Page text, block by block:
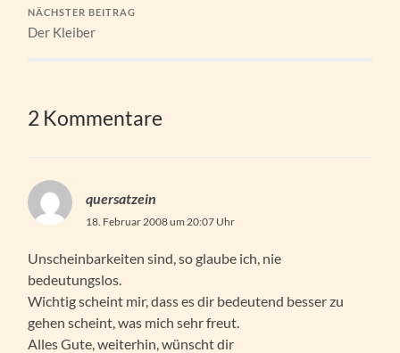
NÄCHSTER BEITRAG
Der Kleiber
2 Kommentare
quersatzein
18. Februar 2008 um 20:07 Uhr
Unscheinbarkeiten sind, so glaube ich, nie
bedeutungslos.
Wichtig scheint mir, dass es dir bedeutend besser zu
gehen scheint, was mich sehr freut.
Alles Gute, weiterhin, wünscht dir